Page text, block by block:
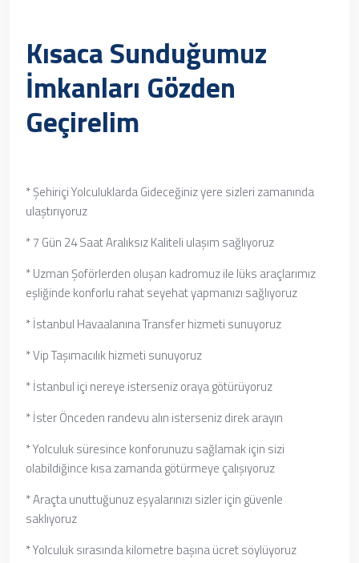
Kısaca Sunduğumuz
İmkanları Gözden
Geçirelim
* Şehiriçi Yolculuklarda Gideceğiniz yere sizleri zamanında
ulaştırıyoruz
* 7 Gün 24 Saat Aralıksız Kaliteli ulaşım sağlıyoruz
* Uzman Şoförlerden oluşan kadromuz ile lüks araçlarımız
eşliğinde konforlu rahat seyehat yapmanızı sağlıyoruz
* İstanbul Havaalanına Transfer hizmeti sunuyoruz
* Vip Taşımacılık hizmeti sunuyoruz
* İstanbul içi nereye isterseniz oraya götürüyoruz
* İster Önceden randevu alın isterseniz direk arayın
* Yolculuk süresince konforunuzu sağlamak için sizi
olabildiğince kısa zamanda götürmeye çalışıyoruz
* Araçta unuttuğunuz eşyalarınızı sizler için güvenle
saklıyoruz
* Yolculuk sırasında kilometre başına ücret söylüyoruz